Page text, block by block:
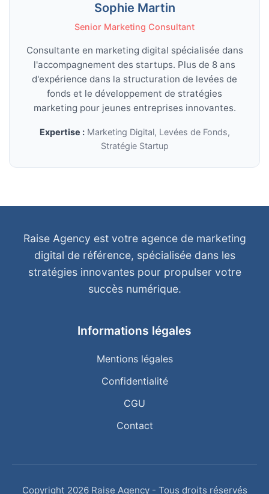
Sophie Martin
Senior Marketing Consultant
Consultante en marketing digital spécialisée dans
l'accompagnement des startups. Plus de 8 ans
d'expérience dans la structuration de levées de
fonds et le développement de stratégies
marketing pour jeunes entreprises innovantes.
Expertise :Marketing Digital, Levées de Fonds,
Stratégie Startup
Raise Agency est votre agence de marketing
digital de référence, spécialisée dans les
stratégies innovantes pour propulser votre
succès numérique.
Informations légales
Mentions légales
Confidentialité
CGU
Contact
Copyright 2026 Raise Agency - Tous droits réservés